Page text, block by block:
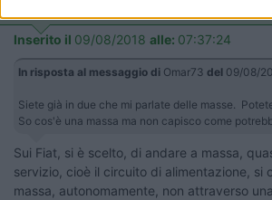
Inserito il 09/08/2018 alle: 07:37:24
In risposta al messaggio di Omar73 del 09/08/
Siete già in due che mi parlate delle masse.
So cos'è una massa ma non capisco come
Sui Fiat, si è scelto, di andare a massa,
servizio, cioè il circuito di alimentazione, si
massa, autonomamente, non attraverso